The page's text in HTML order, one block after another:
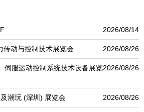
2026/08/14
2026/08/26
传动与控制技术展览会
2026/08/26
伺服运动控制系统技术设备展览
2026/08/26
潮玩 (深圳) 展览会